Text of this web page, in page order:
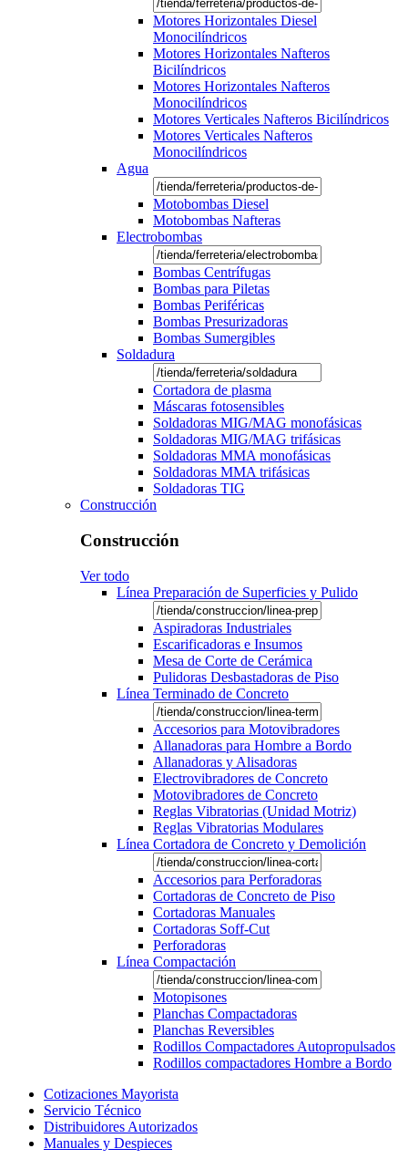
Motores Horizontales Diesel
Monocilíndricos
Motores Horizontales Nafteros
Bicilíndricos
Motores Horizontales Nafteros
Monocilíndricos
Motores Verticales Nafteros Bicilíndricos
Motores Verticales Nafteros
Monocilíndricos
Agua
Motobombas Diesel
Motobombas Nafteras
Electrobombas
Bombas Centrífugas
Bombas para Piletas
Bombas Periféricas
Bombas Presurizadoras
Bombas Sumergibles
Soldadura
Cortadora de plasma
Máscaras fotosensibles
Soldadoras MIG/MAG monofásicas
Soldadoras MIG/MAG trifásicas
Soldadoras MMA monofásicas
Soldadoras MMA trifásicas
Soldadoras TIG
Construcción
Construcción
Ver todo
Línea Preparación de Superficies y Pulido
Aspiradoras Industriales
Escarificadoras e Insumos
Mesa de Corte de Cerámica
Pulidoras Desbastadoras de Piso
Línea Terminado de Concreto
Accesorios para Motovibradores
Allanadoras para Hombre a Bordo
Allanadoras y Alisadoras
Electrovibradores de Concreto
Motovibradores de Concreto
Reglas Vibratorias (Unidad Motriz)
Reglas Vibratorias Modulares
Línea Cortadora de Concreto y Demolición
Accesorios para Perforadoras
Cortadoras de Concreto de Piso
Cortadoras Manuales
Cortadoras Soff-Cut
Perforadoras
Línea Compactación
Motopisones
Planchas Compactadoras
Planchas Reversibles
Rodillos Compactadores Autopropulsados
Rodillos compactadores Hombre a Bordo
Cotizaciones Mayorista
Servicio Técnico
Distribuidores Autorizados
Manuales y Despieces